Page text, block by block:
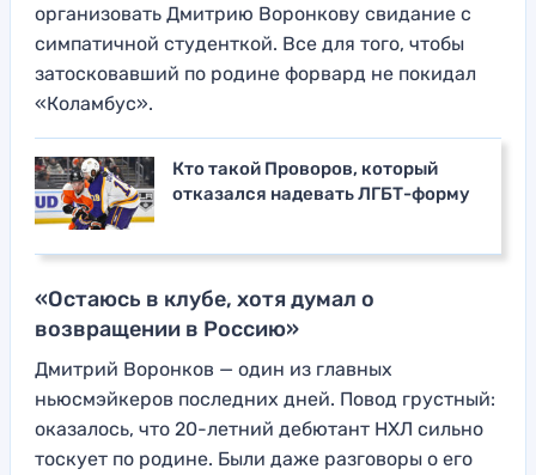
организовать Дмитрию Воронкову свидание с
симпатичной студенткой. Все для того, чтобы
затосковавший по родине форвард не покидал
«Коламбус».
Кто такой Проворов, который
отказался надевать ЛГБТ-форму
«Остаюсь в клубе, хотя думал о
возвращении в Россию»
Дмитрий Воронков — один из главных
ньюсмэйкеров последних дней. Повод грустный:
оказалось, что 20-летний дебютант НХЛ сильно
тоскует по родине. Были даже разговоры о его